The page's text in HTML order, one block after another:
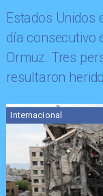
Estados Unidos
día consecutivo
Ormuz. Tres
resultaron
Internacional